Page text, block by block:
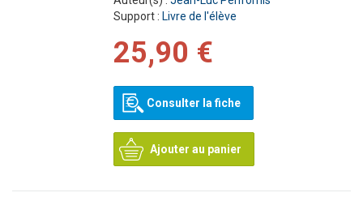
Support : Livre de l'élève
25,90 €
Consulter la fiche
Ajouter au panier